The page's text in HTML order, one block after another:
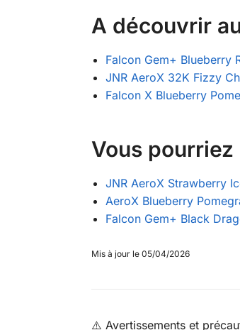
A découvrir
Falcon Gem+ Blueberry
JNR AeroX 32K Fizzy
Falcon X Blueberry
Vous
JNR AeroX Strawberry
AeroX Blueberry
Falcon Gem+ Black
Mis à jour le 05/04/2026
⚠️ Avertissements et